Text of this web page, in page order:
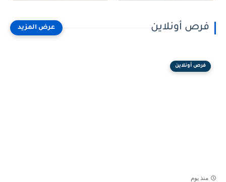
فرص أونلاين
فرص أونلاين
منذ يوم